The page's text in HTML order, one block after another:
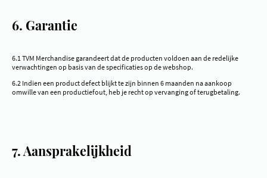
6. Garantie
6.1 TVM Merchandise garandeert dat de producten voldoen aan de redelijke
verwachtingen op basis van de specificaties op de webshop.
6.2 Indien een product defect blijkt te zijn binnen 6 maanden na aankoop
omwille van een productiefout, heb je recht op vervanging of terugbetaling.
7. Aansprakelijkheid